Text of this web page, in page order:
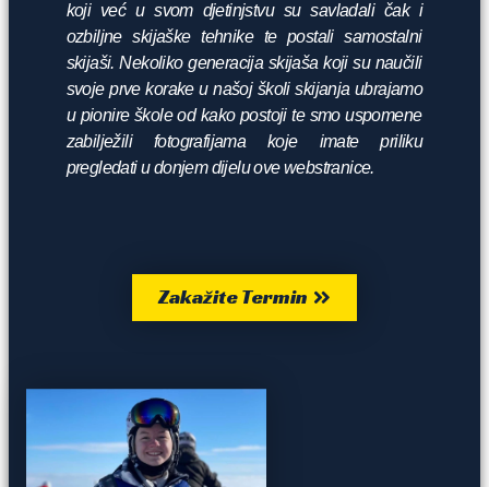
koji već u svom djetinjstvu su savladali čak i
ozbiljne skijaške tehnike te postali samostalni
skijaši. Nekoliko generacija skijaša koji su naučili
svoje prve korake u našoj školi skijanja ubrajamo
u pionire škole od kako postoji te smo uspomene
zabilježili fotografijama koje imate priliku
pregledati u donjem dijelu ove webstranice.
Zakažite Termin